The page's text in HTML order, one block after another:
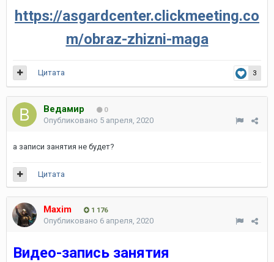
https://asgardcenter.clickmeeting.co
m/obraz-zhizni-maga
3
Цитата
Ведамир 0
Опубликовано 5 апреля, 2020
а записи занятия не будет?
Цитата
Maxim 1 176
Опубликовано 6 апреля, 2020
Видео-запись занятия